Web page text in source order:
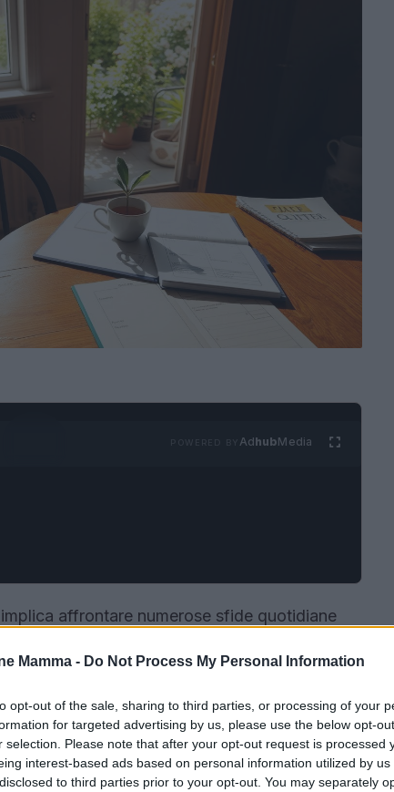
Mamma - Do Not Process My Personal Information
opt-out of the sale, sharing to third parties, or processing of your
for targeted advertising by us, please use the below opt-
selection. Please note that after your opt-out request is processed
interest-based ads based on personal information utilized by
to third parties prior to your opt-out. You may separately
AdhubMedia
affrontare numerose sfide quotidiane
ruolo richiede la gestione della salute,
gestione dell’impatto emotivo che ne deriva.
i caregiver spesso rischiano di
così a una condizione nota